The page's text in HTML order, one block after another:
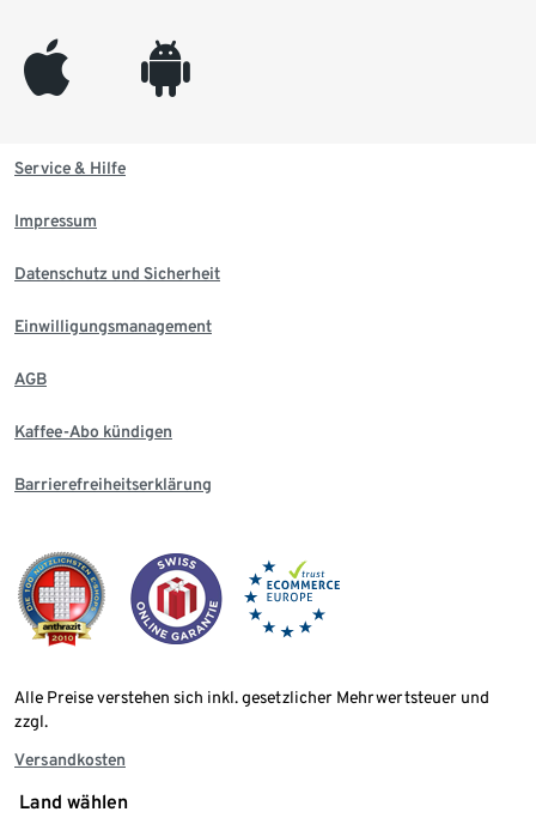
appleinc android
Service & Hilfe
Impressum
Datenschutz und Sicherheit
Einwilligungsmanagement
AGB
Kaffee-Abo kündigen
Barrierefreiheitserklärung
Alle Preise verstehen sich inkl. gesetzlicher Mehrwertsteuer und
zzgl.
Versandkosten
Land wählen